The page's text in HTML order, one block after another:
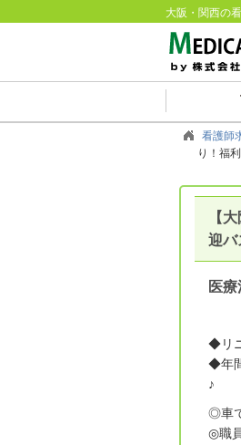
大阪・関西の
看護師
り！福
【
迎バ
医
◆リ
◆年
♪
◎車
◎職